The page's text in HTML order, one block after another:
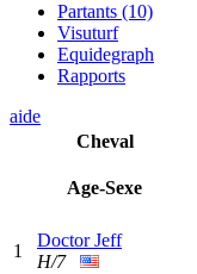
Partants (10)
Visuturf
Equidegraph
Rapports
aide
Cheval
Age-Sexe
1
Doctor Jeff
H/7